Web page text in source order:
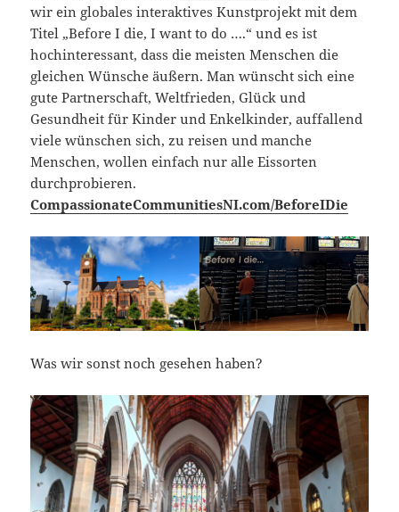
wir ein globales interaktives Kunstprojekt mit dem
Titel „Before I die, I want to do ….“ und es ist
hochinteressant, dass die meisten Menschen die
gleichen Wünsche äußern. Man wünscht sich eine
gute Partnerschaft, Weltfrieden, Glück und
Gesundheit für Kinder und Enkelkinder, auffallend
viele wünschen sich, zu reisen und manche
Menschen, wollen einfach nur alle Eissorten
durchprobieren.
CompassionateCommunitiesNI.com/BeforeIDie
Was wir sonst noch gesehen haben?